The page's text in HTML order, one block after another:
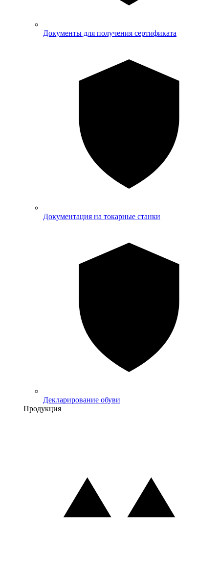
Документы для получения сертификата
Документация на токарные станки
Декларирование обуви
Продукция